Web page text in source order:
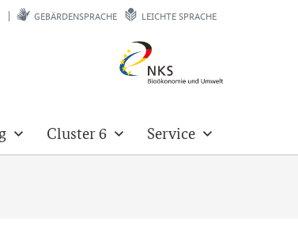
GEBÄRDENSPRACHE LEICHTE SPRACHE
Cluster 6 Service